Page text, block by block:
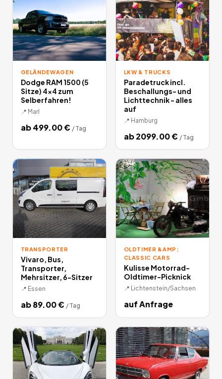
GELÄNDEWAGEN
Dodge RAM 1500 (5
Sitze) 4x4 zum
Selberfahren!
📍 Marl
ab499.00€ / Tag
LKW & TRUCKS
Paradetruck incl.
Beschallungs- und
Lichttechnik - alles
auf
📍 Hamburg
ab2099.00€ / Tag
TRANSPORTER
Vivaro, Bus,
Transporter,
Mehrsitzer, 6-Sitzer
📍 Essen
ab89.00€ / Tag
OLDTIMER &AMP;
CLASSIC CARS
Kulisse Motorrad-
Oldtimer-Picknick
📍 Lichtenstein/Sachsen
auf Anfrage